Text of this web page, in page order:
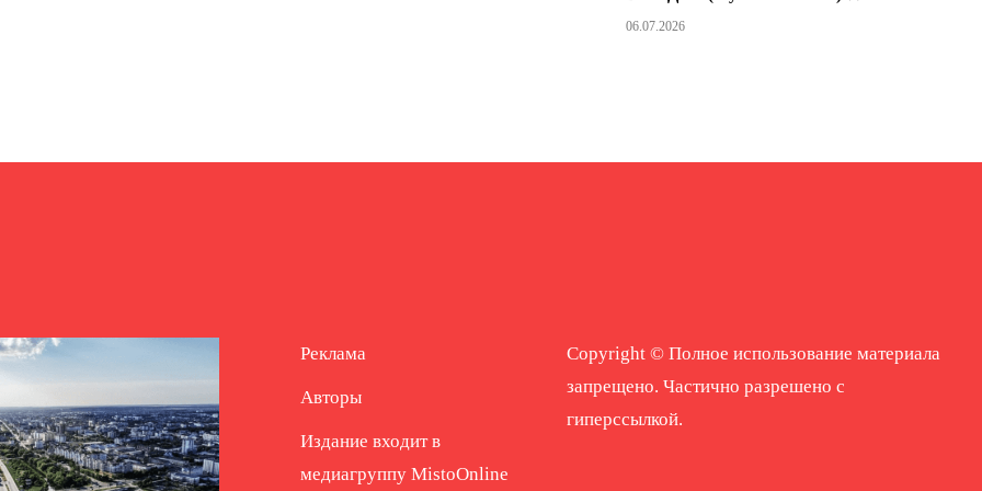
06.07.2026
Реклама
Авторы
Издание входит в
медиагруппу MistoOnline
Copyright © Полное использование материала
запрещено. Частично разрешено с
гиперссылкой.